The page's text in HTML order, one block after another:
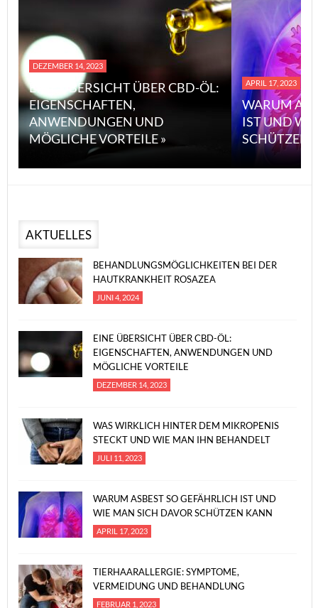
DEZEMBER 14, 2023
EINE ÜBERSICHT ÜBER CBD-ÖL:
EIGENSCHAFTEN,
ANWENDUNGEN UND
MÖGLICHE VORTEILE »
APRIL 17, 2023
WARUM
IST UND
SCHÜTZEN
AKTUELLES
BEHANDLUNGSMÖGLICHKEITEN BEI DER
HAUTKRANKHEIT ROSAZEA
JUNI 4, 2024
EINE ÜBERSICHT ÜBER CBD-ÖL:
EIGENSCHAFTEN, ANWENDUNGEN UND
MÖGLICHE VORTEILE
DEZEMBER 14, 2023
WAS WIRKLICH HINTER DEM MIKROPENIS
STECKT UND WIE MAN IHN BEHANDELT
JULI 11, 2023
WARUM ASBEST SO GEFÄHRLICH IST UND
WIE MAN SICH DAVOR SCHÜTZEN KANN
APRIL 17, 2023
TIERHAARALLERGIE: SYMPTOME,
VERMEIDUNG UND BEHANDLUNG
FEBRUAR 1, 2023